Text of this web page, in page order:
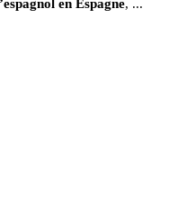
en Espagne, ...